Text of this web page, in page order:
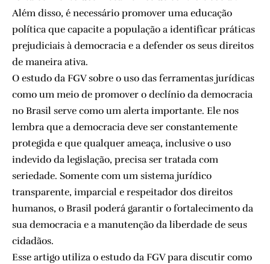
Além disso, é necessário promover uma educação
política que capacite a população a identificar práticas
prejudiciais à democracia e a defender os seus direitos
de maneira ativa.
O estudo da FGV sobre o uso das ferramentas jurídicas
como um meio de promover o declínio da democracia
no Brasil serve como um alerta importante. Ele nos
lembra que a democracia deve ser constantemente
protegida e que qualquer ameaça, inclusive o uso
indevido da legislação, precisa ser tratada com
seriedade. Somente com um sistema jurídico
transparente, imparcial e respeitador dos direitos
humanos, o Brasil poderá garantir o fortalecimento da
sua democracia e a manutenção da liberdade de seus
cidadãos.
Esse artigo utiliza o estudo da FGV para discutir como